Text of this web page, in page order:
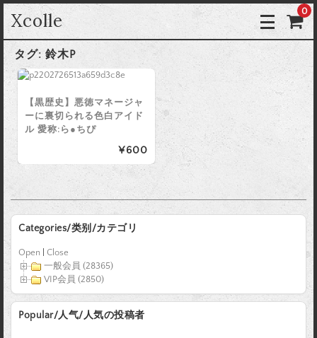
Xcolle 0
タグ: 鈴木P
【黒歴史】悪徳マネージャ
ーに裏切られる色白アイド
ル 愛称:ら●ちぴ
¥600
Categories/类别/カテゴリ
Open
Close
一般会員 (28365)
VIP会員 (2850)
Popular/人气/人気の投稿者